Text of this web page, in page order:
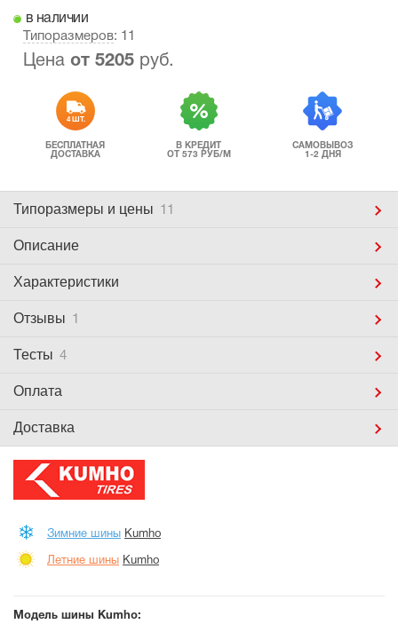
в наличии
Типоразмеров: 11
Цена от 5205 руб.
4 ШТ.
БЕСПЛАТНАЯ
ДОСТАВКА
В КРЕДИТ
ОТ 573 РУБ/М
САМОВЫВОЗ
1-2 ДНЯ
Типоразмеры и цены 11
Описание
Характеристики
Отзывы 1
Тесты 4
Оплата
Доставка
Зимние шины Kumho
Летние шины Kumho
Модель шины Kumho: